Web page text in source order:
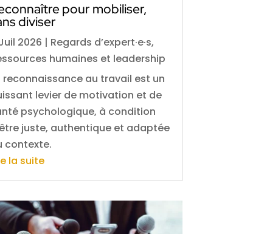
pour mobiliser,
diviser
2026 | Regards d’expert·e·s,
humaines et leadership
reconnaissance au travail est un
levier de motivation et de
psychologique, à condition
juste, authentique et adaptée
contexte.
la suite